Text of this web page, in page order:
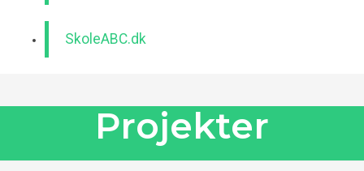
SkoleABC.dk
Projekter